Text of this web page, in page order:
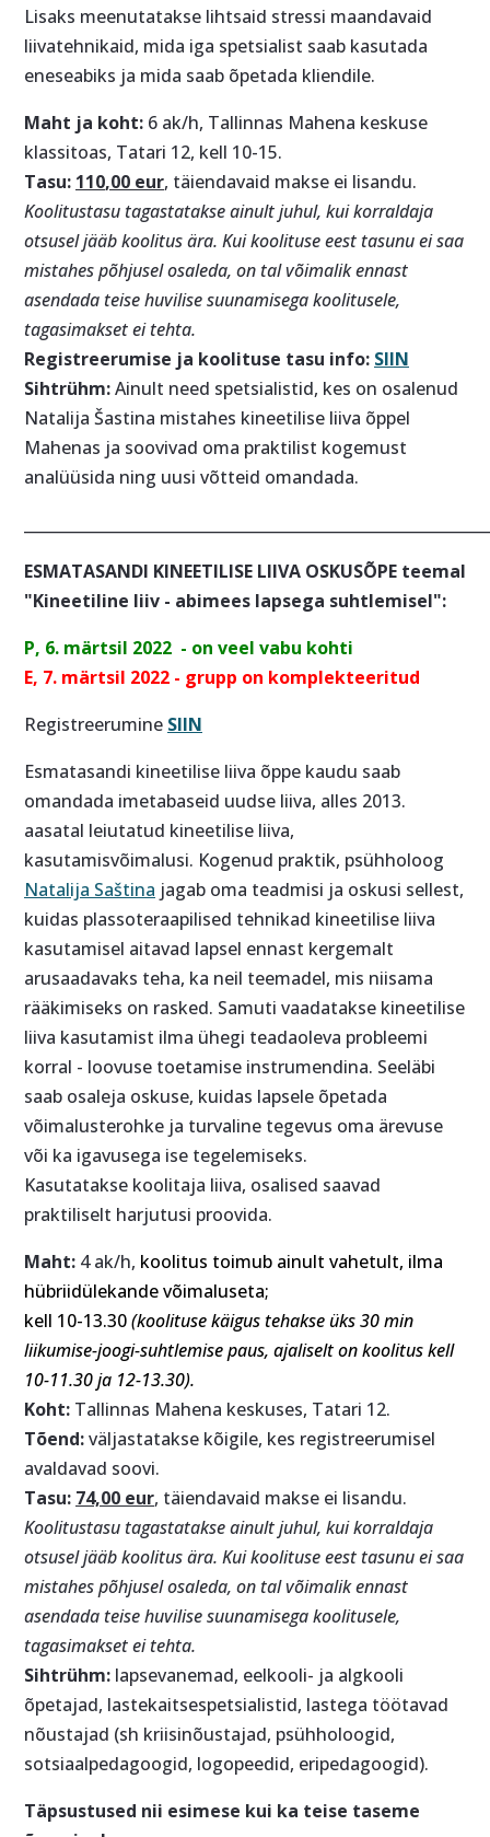
Lisaks meenutatakse lihtsaid stressi maandavaid
liivatehnikaid, mida iga spetsialist saab kasutada
eneseabiks ja mida saab õpetada kliendile.
Maht ja koht: 6 ak/h, Tallinnas Mahena keskuse
klassitoas, Tatari 12, kell 10-15.
Tasu: 110,00 eur, täiendavaid makse ei lisandu.
Koolitustasu tagastatakse ainult juhul, kui korraldaja
otsusel jääb koolitus ära. Kui koolituse eest tasunu ei saa
mistahes põhjusel osaleda, on tal võimalik ennast
asendada teise huvilise suunamisega koolitusele,
tagasimakset ei tehta.
Registreerumise ja koolituse tasu info: SIIN
Sihtrühm:Ainult need spetsialistid, kes on osalenud
Natalija Šastina mistahes kineetilise liiva õppel
Mahenas ja soovivad oma praktilist kogemust
analüüsida ning uusi võtteid omandada.
ESMATASANDI KINEETILISE LIIVA OSKUSÕPE teemal
"Kineetiline liiv - abimees lapsega suhtlemisel":
P, 6. märtsil 2022 - on veel vabu kohti
E, 7. märtsil 2022 - grupp on komplekteeritud
Registreerumine SIIN
Esmatasandi kineetilise liiva õppe kaudu saab
omandada imetabaseid uudse liiva, alles 2013.
aasatal leiutatud kineetilise liiva,
kasutamisvõimalusi. Kogenud praktik, psühholoog
Natalija Saština jagab oma teadmisi ja oskusi sellest,
kuidas plassoteraapilised tehnikad kineetilise liiva
kasutamisel aitavad lapsel ennast kergemalt
arusaadavaks teha, ka neil teemadel, mis niisama
rääkimiseks on rasked. Samuti vaadatakse kineetilise
liiva kasutamist ilma ühegi teadaoleva probleemi
korral - loovuse toetamise instrumendina. Seeläbi
saab osaleja oskuse, kuidas lapsele õpetada
võimalusterohke ja turvaline tegevus oma ärevuse
või ka igavusega ise tegelemiseks.
Kasutatakse koolitaja liiva, osalised saavad
praktiliselt harjutusi proovida.
Maht: 4 ak/h, koolitus toimub ainult vahetult, ilma
hübriidülekande võimaluseta;
kell 10-13.30(koolituse käigus tehakse üks 30 min
liikumise-joogi-suhtlemise paus, ajaliselt on koolitus kell
10-11.30 ja 12-13.30).
Koht: Tallinnas Mahena keskuses, Tatari 12.
Tõend:väljastatakse kõigile, kes registreerumisel
avaldavad soovi.
Tasu: 74,00 eur, täiendavaid makse ei lisandu.
Koolitustasu tagastatakse ainult juhul, kui korraldaja
otsusel jääb koolitus ära. Kui koolituse eest tasunu ei saa
mistahes põhjusel osaleda, on tal võimalik ennast
asendada teise huvilise suunamisega koolitusele,
tagasimakset ei tehta.
Sihtrühm: lapsevanemad, eelkooli- ja algkooli
õpetajad, lastekaitsespetsialistid, lastega töötavad
nõustajad (sh kriisinõustajad, psühholoogid,
sotsiaalpedagoogid, logopeedid, eripedagoogid).
Täpsustused nii esimese kui ka teise taseme